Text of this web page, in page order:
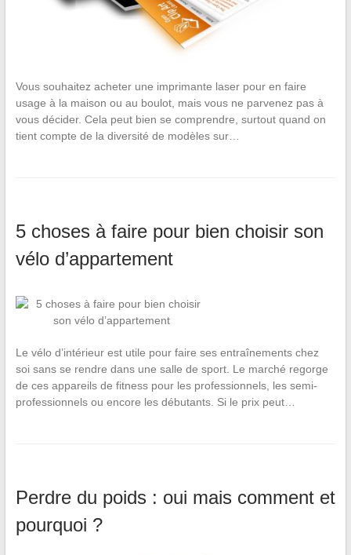
Vous souhaitez acheter une imprimante laser pour en faire
usage à la maison ou au boulot, mais vous ne parvenez pas à
vous décider. Cela peut bien se comprendre, surtout quand on
tient compte de la diversité de modèles sur…
5 choses à faire pour bien choisir son
vélo d’appartement
Le vélo d’intérieur est utile pour faire ses entraînements chez
soi sans se rendre dans une salle de sport. Le marché regorge
de ces appareils de fitness pour les professionnels, les semi-
professionnels ou encore les débutants. Si le prix peut…
Perdre du poids : oui mais comment et
pourquoi ?